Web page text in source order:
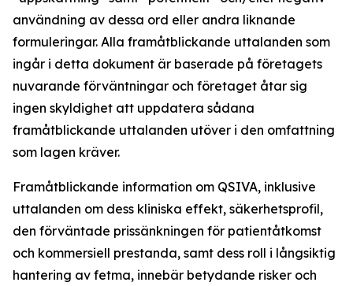
användning av dessa ord eller andra liknande
formuleringar. Alla framåtblickande uttalanden som
ingår i detta dokument är baserade på företagets
nuvarande förväntningar och företaget åtar sig
ingen skyldighet att uppdatera sådana
framåtblickande uttalanden utöver i den omfattning
som lagen kräver.
Framåtblickande information om QSIVA, inklusive
uttalanden om dess kliniska effekt, säkerhetsprofil,
den förväntade prissänkningen för patientåtkomst
och kommersiell prestanda, samt dess roll i långsiktig
hantering av fetma, innebär betydande risker och